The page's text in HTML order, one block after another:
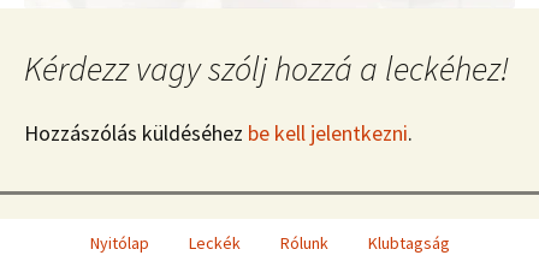
Kérdezz vagy szólj hozzá a leckéhez!
Hozzászólás küldéséhez be kell jelentkezni.
Nyitólap Leckék Rólunk Klubtagság